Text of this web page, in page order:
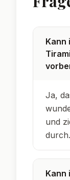
stammt
Das
1960er
Im Glas
hübsch
frisch.